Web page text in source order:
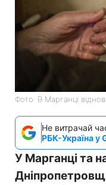
Фото: В Марганці
Не витрачай
РБК-Україна у
У Марганці та